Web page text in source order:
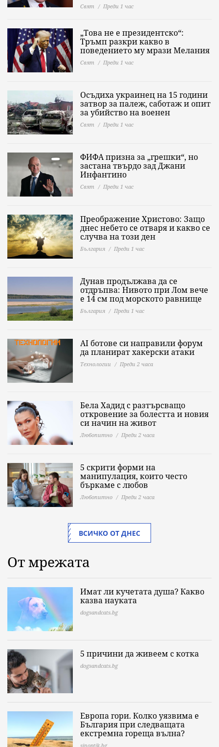
Свят Преди 1 час
„Това не е президентско“:
Тръмп разкри какво в
поведението му мрази Мелания
Свят Преди 1 час
Осъдиха украинец на 15 години
затвор за палеж, саботаж и опит
за убийство на военен
Свят Преди 1 час
ФИФА призна за „грешки“, но
застана твърдо зад Джани
Инфантино
Свят Преди 1 час
Преображение Христово: Защо
днес небето се отваря и какво се
случва на този ден
България Преди 1 час
Дунав продължава да се
отдръпва: Нивото при Лом вече
е 14 см под морското равнище
България Преди 1 час
AI ботове си направили форум
да планират хакерски атаки
Технологии Преди 2 часа
Бела Хадид с разтърсващо
откровение за болестта и новия
си начин на живот
Любопитно Преди 2 часа
5 скрити форми на
манипулация, които често
бъркаме с любов
Любопитно Преди 2 часа
ВСИЧКО ОТ ДНЕС
От мрежата
Имат ли кучетата душа? Какво
казва науката
dogsandcats.bg
5 причини да живеем с котка
dogsandcats.bg
Европа гори. Колко уязвима е
България при следващата
екстремна гореща вълна?
sinoptik.bg